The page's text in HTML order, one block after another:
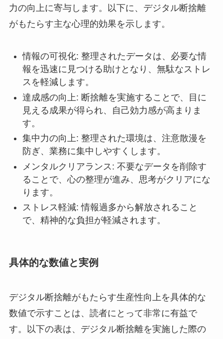
力の向上に寄与します。以下に、デジタル断捨離
がもたらす主な心理的効果を示します。
情報の可視化: 整理されたデータは、必要な情
報を迅速に見つける助けとなり、無駄なストレ
スを軽減します。
達成感の向上: 断捨離を実施することで、目に
見える成果が得られ、自己効力感が高まりま
す。
集中力の向上: 整理された環境は、注意散漫を
防ぎ、業務に集中しやすくします。
メンタルクリアランス: 不要なデータを削除す
ることで、心の整理が進み、思考がクリアにな
ります。
ストレス軽減: 情報過多から解放されること
で、精神的な負担が軽減されます。
具体的な数値と実例
デジタル断捨離がもたらす生産性向上を具体的な
数値で示すことは、読者にとって非常に有益で
す。以下の表は、デジタル断捨離を実施した際の